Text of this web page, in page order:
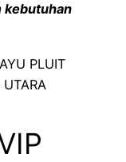
kebutuhan